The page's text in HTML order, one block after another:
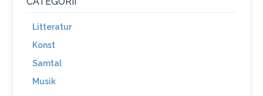
Litteratur
Konst
Samtal
Musik